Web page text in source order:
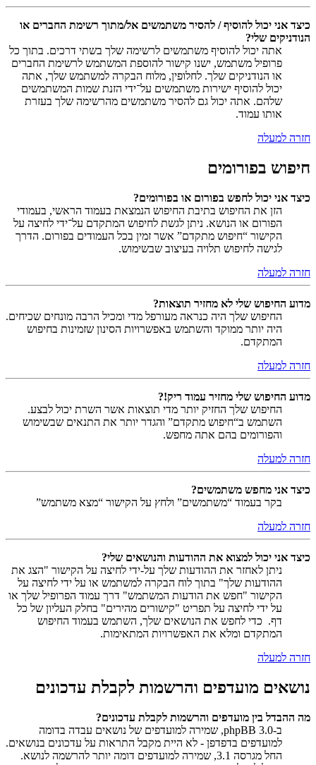
כיצד אני יכול להוסיף / להסיר משתמשים אל/מתוך רשימת החברים או
הנודניקים שלי?
אתה יכול להוסיף משתמשים לרשימה שלך בשתי דרכים. בתוך כל
פרופיל משתמש, ישנו קישור להוספת המשתמש לרשימת החברים
או הנודניקים שלך. לחלופין, מלוח הבקרה למשתמש שלך, אתה
יכול להוסיף ישירות משתמשים על־ידי הזנת שמות המשתמשים
שלהם. אתה יכול גם להסיר משתמשים מהרשימה שלך בעזרת
אותו עמוד.
חזרה למעלה
חיפוש בפורומים
כיצד אני יכול לחפש בפורום או בפורומים?
הזן את החיפוש בתיבת החיפוש הנמצאת בעמוד הראשי, בעמודי
הפורום או הנושא. ניתן לגשת לחיפוש המתקדם על־ידי לחיצה על
הקישור “חיפוש מתקדם” אשר זמין בכל העמודים בפורום. הדרך
לגישה לחיפוש תלויה בעיצוב שבשימוש.
חזרה למעלה
מדוע החיפוש שלי לא מחזיר תוצאות?
החיפוש שלך היה כנראה מעורפל מדי ומכיל הרבה מונחים שכיחים.
היה יותר ממוקד והשתמש באפשרויות הסינון שזמינות בחיפוש
המתקדם.
חזרה למעלה
מדוע החיפוש שלי מחזיר עמוד ריק!?
החיפוש שלך החזיק יותר מדי תוצאות אשר השרת יכול לבצע.
השתמש ב“חיפוש מתקדם” והגדר יותר את התנאים שבשימוש
והפורומים בהם אתה מחפש.
חזרה למעלה
כיצד אני מחפש משתמשים?
בקר בעמוד “משתמשים” ולחץ על הקישור “מצא משתמש”
חזרה למעלה
כיצד אני יכול למצוא את ההודעות והנושאים שלי?
ניתן לאחזר את ההודעות שלך על-ידי לחיצה על הקישור "הצג את
ההודעות שלך" בתוך לוח הבקרה למשתמש או על ידי לחיצה על
הקישור "חפש את הודעות המשתמש" דרך עמוד הפרופיל שלך או
על ידי לחיצה על תפריט "קישורים מהירים" בחלק העליון של כל
דף. כדי לחפש את הנושאים שלך, השתמש בעמוד החיפוש
המתקדם ומלא את האפשרויות המתאימות.
חזרה למעלה
נושאים מועדפים והרשמות לקבלת עדכונים
מה ההבדל בין מועדפים והרשמות לקבלת עדכונים?
ב-phpBB 3.0, שמירה למועדפים של נושאים עבדה בדומה
למועדפים בדפדפן - לא היית מקבל התראות על עדכונים בנושאים.
החל מגרסה 3.1, שמירה למועדפים דומה יותר להרשמה לנושא.